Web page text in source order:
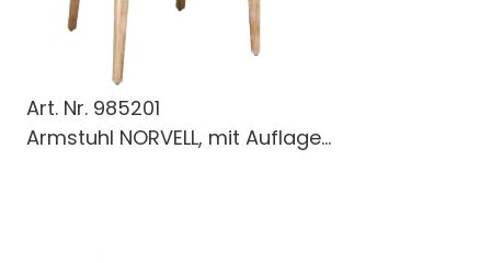
Art. Nr. 985201
Armstuhl NORVELL, mit Auflage...